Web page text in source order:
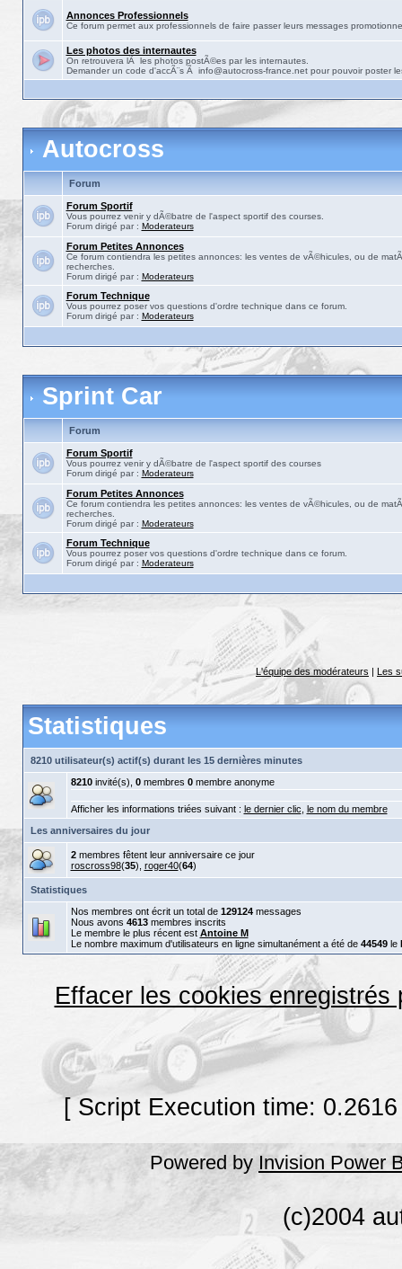
Annonces Professionnels
Ce forum permet aux professionnels de faire passer leurs messages
Les photos des internautes
On retrouvera lÃ les photos postÃ©es par les internautes.
Demander un code d'accÃ¨s Ã info@autocross-france.net pour pouvoir poster
Autocross
Forum
Forum Sportif
Vous pourrez venir y dÃ©batre de l'aspect sportif des courses.
Forum dirigé par : Moderateurs
Forum Petites Annonces
Ce forum contiendra les petites annonces: les ventes de vÃ©hicules, ou de
recherches.
Forum dirigé par : Moderateurs
Forum Technique
Vous pourrez poser vos questions d'ordre technique dans ce forum.
Forum dirigé par : Moderateurs
Sprint Car
Forum
Forum Sportif
Vous pourrez venir y dÃ©batre de l'aspect sportif des courses
Forum dirigé par : Moderateurs
Forum Petites Annonces
Ce forum contiendra les petites annonces: les ventes de vÃ©hicules, ou de
recherches.
Forum dirigé par : Moderateurs
Forum Technique
Vous pourrez poser vos questions d'ordre technique dans ce forum.
Forum dirigé par : Moderateurs
L'équipe des modérateurs | Les
Statistiques
8210 utilisateur(s) actif(s) durant les 15 dernières minutes
8210invité(s), 0membres 0membre anonyme
Afficher les informations triées suivant : le dernier clic le nom du membre
Les anniversaires du jour
2membres fêtent leur anniversaire ce jour
roscross98(35), roger40(64)
Statistiques
Nos membres ont écrit un total de 129124messages
Nous avons 4613membres inscrits
Le membre le plus récent est Antoine M
Le nombre maximum d'utilisateurs en ligne simultanément a été de 44549le
Effacer les cookies enregistrés
[ Script Execution time:
Powered by Invision Power
(c)2004